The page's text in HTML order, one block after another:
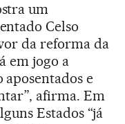
um
Celso
da reforma da
em jogo a
aposentados e
afirma. Em
Estados “já